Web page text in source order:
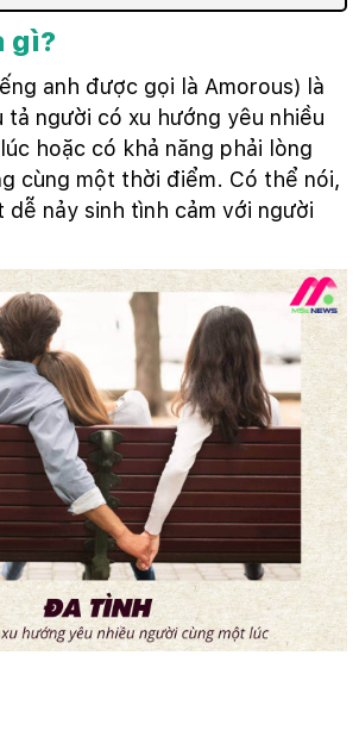
gì?
anh được gọi là Amorous) là
tả người có xu hướng yêu nhiều
hoặc có khả năng phải lòng
cùng một thời điểm. Có thể nói,
dễ nảy sinh tình cảm với người